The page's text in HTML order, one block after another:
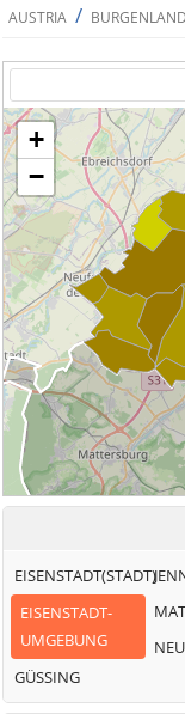
AUSTRIA / BURGENLAND
EISENSTADT(STADT)
EISENSTADT-
UMGEBUNG
GÜSSING